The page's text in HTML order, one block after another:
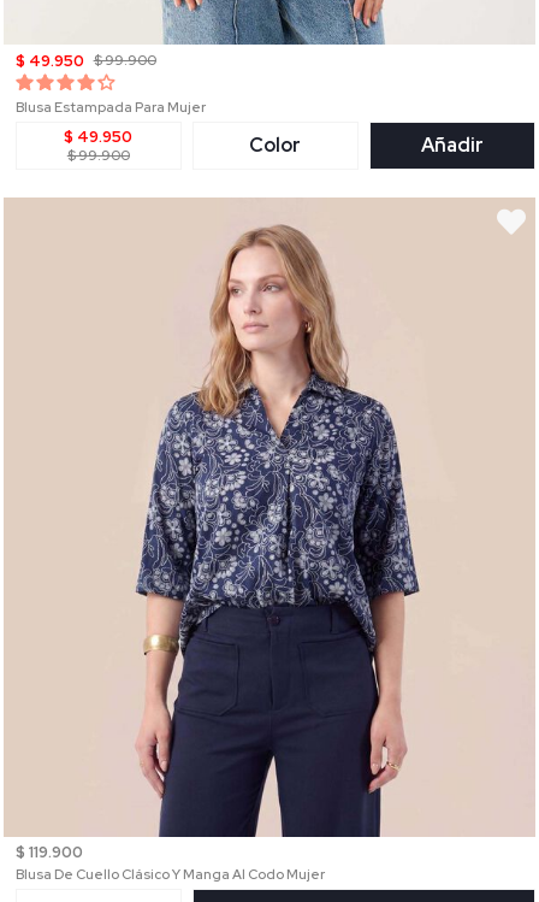
$ 49.950 $ 99.900
Blusa Estampada Para Mujer
$ 49.950
$ 99.900 Color Añadir
$ 119.900
Blusa De Cuello Clásico Y Manga Al Codo Mujer